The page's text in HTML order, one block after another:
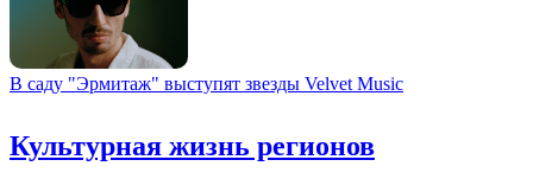
В саду "Эрмитаж" выступят звезды Velvet Music
Культурная жизнь регионов